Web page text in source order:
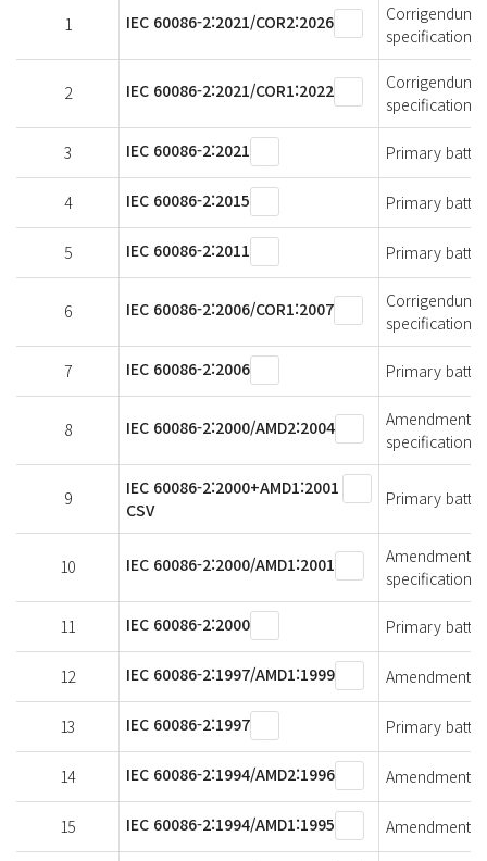
1 IEC 60086-2:2021/COR2:2026
Corrigendum
specifications
2 IEC 60086-2:2021/COR1:2022
Corrigendum
specifications
3 IEC 60086-2:2021 Primary
4 IEC 60086-2:2015 Primary
5 IEC 60086-2:2011 Primary
6 IEC 60086-2:2006/COR1:2007
Corrigendum
specifications
7 IEC 60086-2:2006 Primary
8 IEC 60086-2:2000/AMD2:2004
Amendment
specifications
9
IEC 60086-2:2000+AMD1:2001
CSV
Primary
10 IEC 60086-2:2000/AMD1:2001
Amendment
specifications
11 IEC 60086-2:2000 Primary
12 IEC 60086-2:1997/AMD1:1999 Amendment
13 IEC 60086-2:1997 Primary
14 IEC 60086-2:1994/AMD2:1996 Amendment
15 IEC 60086-2:1994/AMD1:1995 Amendment